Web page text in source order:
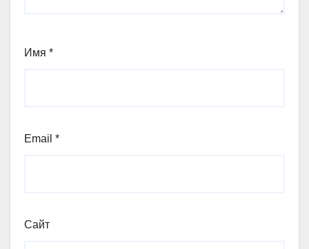
Имя *
Email *
Сайт